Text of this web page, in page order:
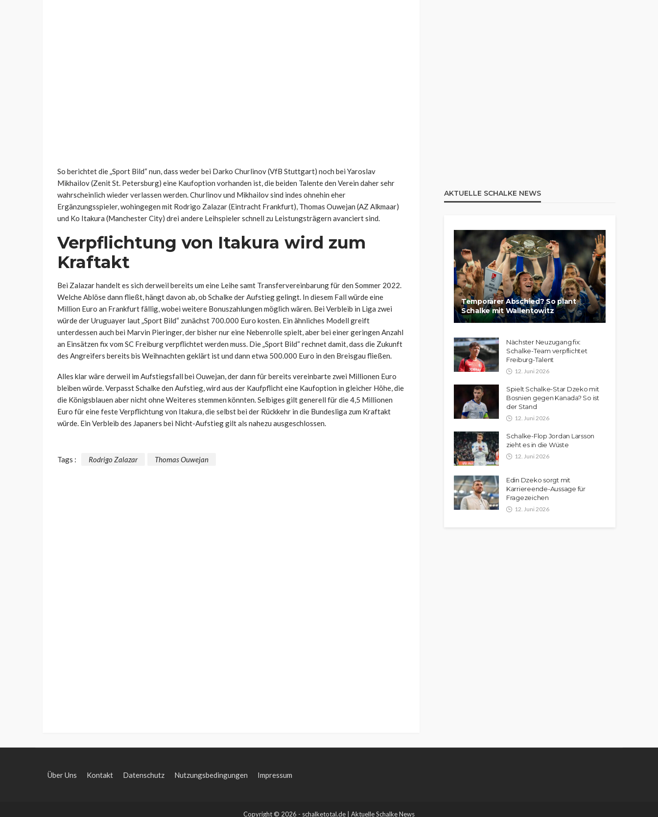
So berichtet die „Sport Bild“ nun, dass weder bei Darko Churlinov (VfB Stuttgart) noch bei Yaroslav
Mikhailov (Zenit St. Petersburg) eine Kaufoption vorhanden ist, die beiden Talente den Verein daher sehr
wahrscheinlich wieder verlassen werden. Churlinov und Mikhailov sind indes ohnehin eher
Ergänzungsspieler, wohingegen mit Rodrigo Zalazar (Eintracht Frankfurt), Thomas Ouwejan (AZ Alkmaar)
und Ko Itakura (Manchester City) drei andere Leihspieler schnell zu Leistungsträgern avanciert sind.
Verpflichtung von Itakura wird zum
Kraftakt
Bei Zalazar handelt es sich derweil bereits um eine Leihe samt Transfervereinbarung für den Sommer 2022.
Welche Ablöse dann fließt, hängt davon ab, ob Schalke der Aufstieg gelingt. In diesem Fall würde eine
Million Euro an Frankfurt fällig, wobei weitere Bonuszahlungen möglich wären. Bei Verbleib in Liga zwei
würde der Uruguayer laut „Sport Bild“ zunächst 700.000 Euro kosten. Ein ähnliches Modell greift
unterdessen auch bei Marvin Pieringer, der bisher nur eine Nebenrolle spielt, aber bei einer geringen Anzahl
an Einsätzen fix vom SC Freiburg verpflichtet werden muss. Die „Sport Bild“ rechnet damit, dass die Zukunft
des Angreifers bereits bis Weihnachten geklärt ist und dann etwa 500.000 Euro in den Breisgau fließen.
Alles klar wäre derweil im Aufstiegsfall bei Ouwejan, der dann für bereits vereinbarte zwei Millionen Euro
bleiben würde. Verpasst Schalke den Aufstieg, wird aus der Kaufpflicht eine Kaufoption in gleicher Höhe, die
die Königsblauen aber nicht ohne Weiteres stemmen könnten. Selbiges gilt generell für die 4,5 Millionen
Euro für eine feste Verpflichtung von Itakura, die selbst bei der Rückkehr in die Bundesliga zum Kraftakt
würde. Ein Verbleib des Japaners bei Nicht-Aufstieg gilt als nahezu ausgeschlossen.
Tags : Rodrigo Zalazar Thomas Ouwejan
AKTUELLE SCHALKE NEWS
Temporärer Abschied? So plant
Schalke mit Wallentowitz
Nächster Neuzugang fix:
Schalke-Team verpflichtet
Freiburg-Talent
12. Juni 2026
Spielt Schalke-Star Dzeko mit
Bosnien gegen Kanada? So ist
der Stand
12. Juni 2026
Schalke-Flop Jordan Larsson
zieht es in die Wüste
12. Juni 2026
Edin Dzeko sorgt mit
Karriereende-Aussage für
Fragezeichen
12. Juni 2026
Über Uns Kontakt Datenschutz Nutzungsbedingungen Impressum
Copyright © 2026 - schalketotal.de | Aktuelle Schalke News